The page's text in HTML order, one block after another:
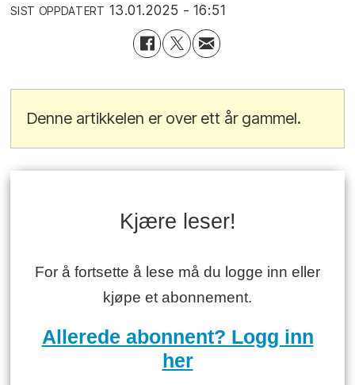
SIST OPPDATERT 13.01.2025 - 16:51
Denne artikkelen er over ett år gammel.
Kjære leser!
For å fortsette å lese må du logge inn eller
kjøpe et abonnement.
Allerede abonnent? Logg inn
her